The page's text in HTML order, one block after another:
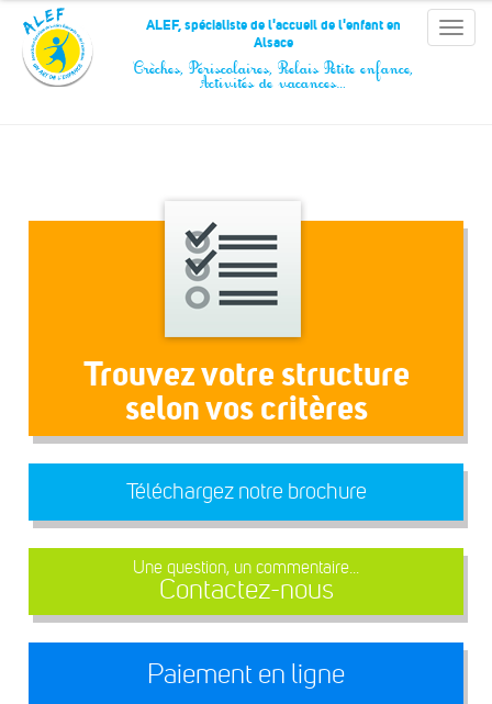
Panneau de gestion des cookies
Toggle
ALEF, spécialiste de l'accueil de l'enfant en
Alsace
Crèches, Périscolaires, Relais Petite enfance,
Activités de vacances…
Trouvez votre structure
selon vos critères
Téléchargez notre brochure
Une question, un commentaire...
Contactez-nous
Paiement en ligne